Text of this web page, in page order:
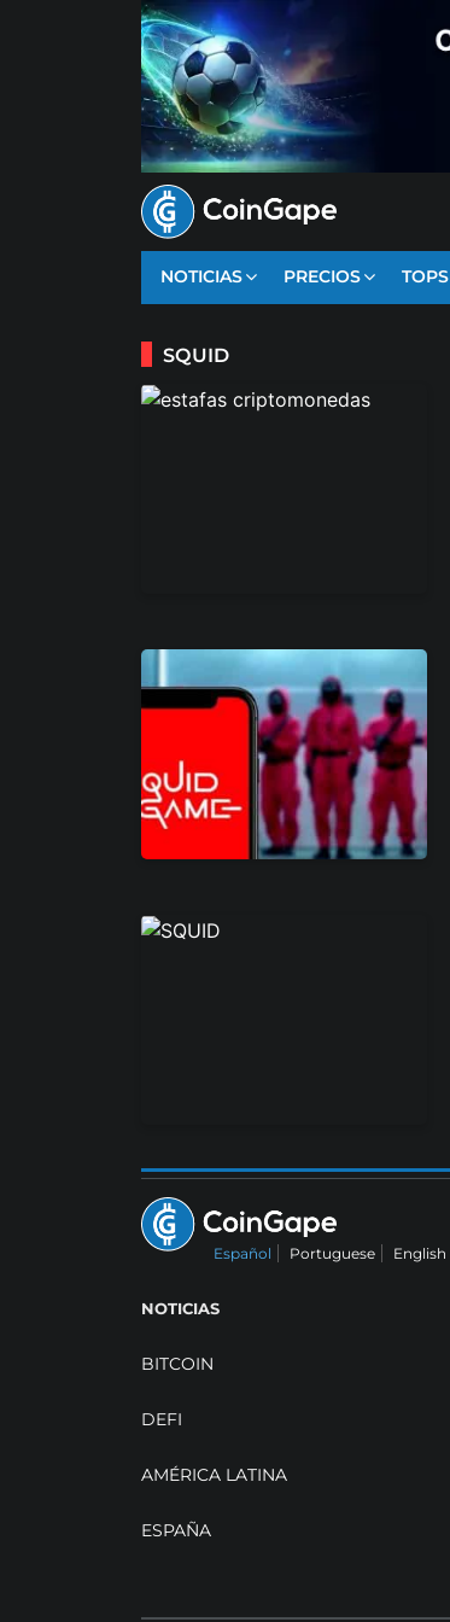
NOTICIAS PRECIOS TOPS
SQUID
Español Portuguese English
NOTICIAS
BITCOIN
DEFI
AMÉRICA LATINA
ESPAÑA